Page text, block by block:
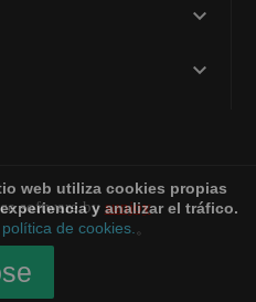


web utiliza cookies propias
y analizar el tráfico.
política de cookies. 。
software by sunjoy